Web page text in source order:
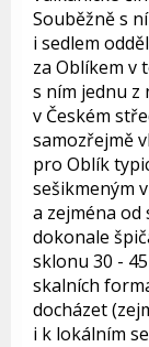
Souběžně s
i sedlem
za Oblíkem v
s ním jednu z
v Českém
samozřejmě
pro Oblík
sešikmeným
a zejména
dokonale
sklonu 30 -
skalních
docházet
i k lokálním